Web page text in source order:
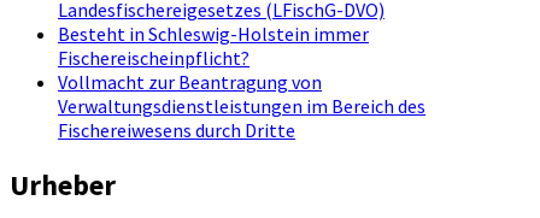
Landesfischereigesetzes (LFischG-DVO)
Besteht in Schleswig-Holstein immer
Fischereischeinpflicht?
Vollmacht zur Beantragung von
Verwaltungsdienstleistungen im Bereich des
Fischereiwesens durch Dritte
Urheber